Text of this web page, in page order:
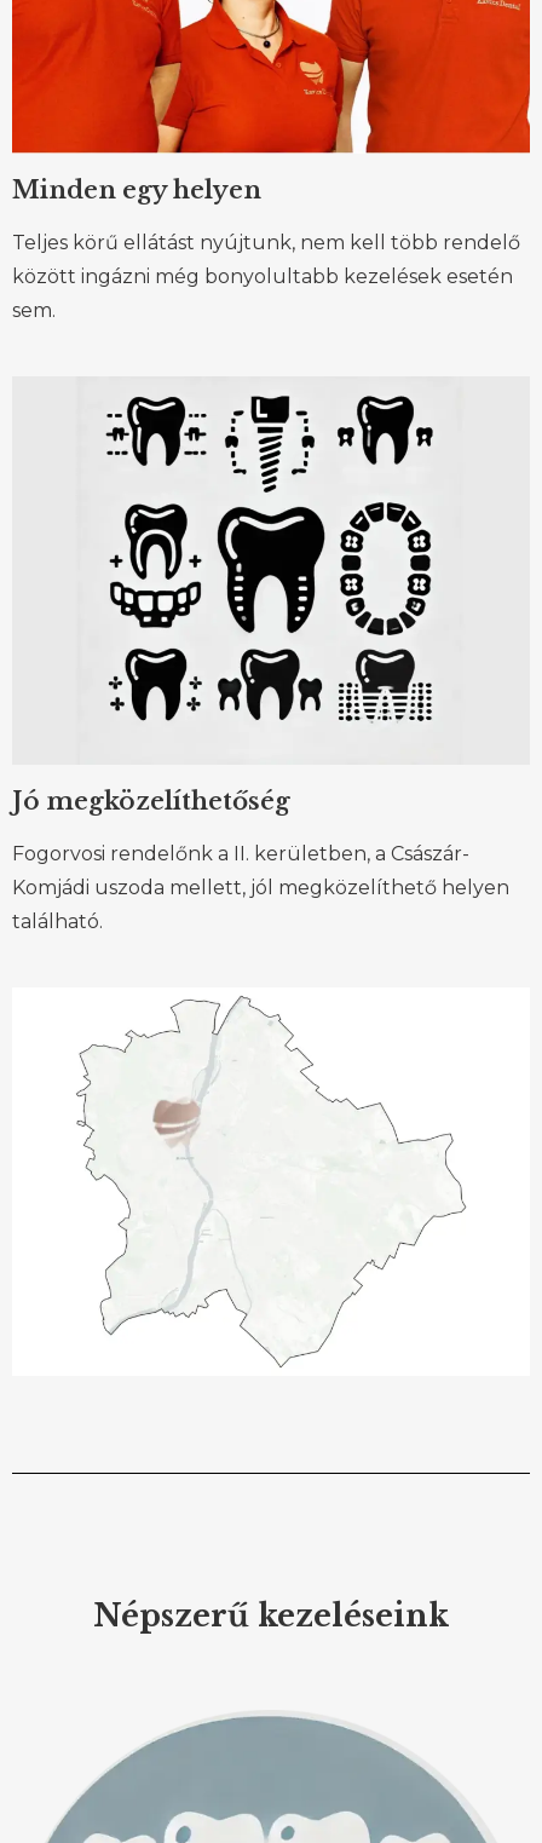
Minden egy helyen
Teljes körű ellátást nyújtunk, nem kell több rendelő
között ingázni még bonyolultabb kezelések esetén
sem.
Jó megközelíthetőség
Fogorvosi rendelőnk a II. kerületben, a Császár-
Komjádi uszoda mellett, jól megközelíthető helyen
található.
Népszerű kezeléseink